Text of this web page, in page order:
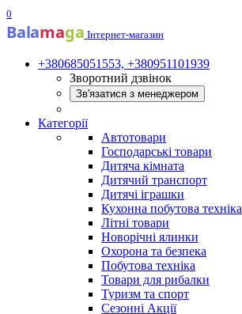
0
Balamaga Інтернет-магазин
+380685051553, +380951101939
Зворотний дзвінок
Зв'язатися з менеджером
Категорії
Автотовари
Господарські товари
Дитяча кімната
Дитячий транспорт
Дитячі іграшки
Кухонна побутова техніка
Літні товари
Новорічні ялинки
Охорона та безпека
Побутова техніка
Товари для рибалки
Туризм та спорт
Сезонні Акції